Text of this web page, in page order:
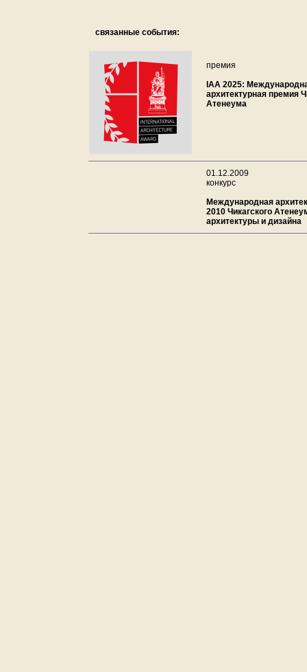
связанные события:
премия
IAA 2025:
архитектурная премия
Атенеума
01.12.2009
конкурс
Международная
2010 Чикагского
архитектуры и дизайна